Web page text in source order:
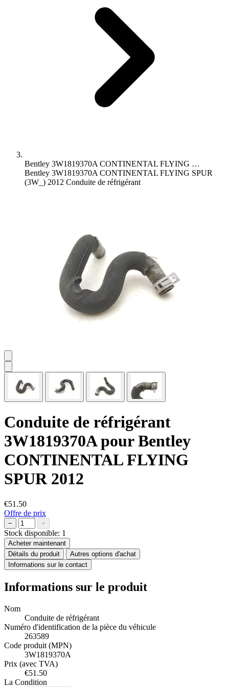
Bentley 3W1819370A CONTINENTAL FLYING …
Bentley 3W1819370A CONTINENTAL FLYING SPUR
(3W_) 2012 Conduite de réfrigérant
Conduite de réfrigérant
3W1819370A pour Bentley
CONTINENTAL FLYING
SPUR 2012
€51.50
Offre de prix
− +
Stock disponible: 1
Acheter maintenant
Détails du produit
Autres options d'achat
Informations sur le contact
Informations sur le produit
Nom
Conduite de réfrigérant
Numéro d'identification de la pièce du véhicule
263589
Code produit (MPN)
3W1819370A
Prix (avec TVA)
€51.50
La Condition